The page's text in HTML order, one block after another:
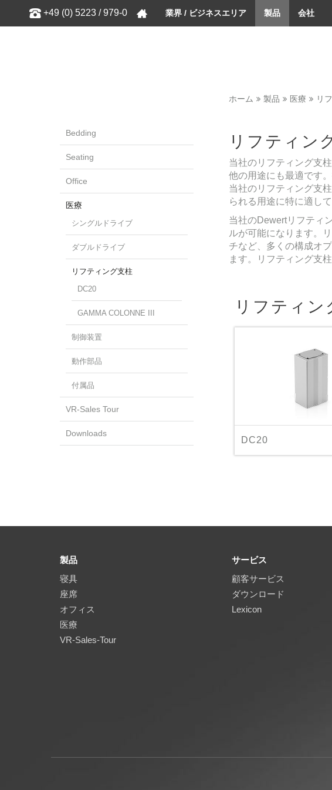
Show convenient
+49 (0) 5223 / 979-0 業界 / ビジネスエリア 製品 会社
ホーム 製品 医療 リ
Bedding
Seating
Office
医療
シングルドライブ
ダブルドライブ
リフティング支柱
DC20
GAMMA COLONNE III
制御装置
動作部品
付属品
VR-Sales Tour
Downloads
リフティン
当社のリフティング支
他の用途にも最適です
当社のリフティング支
られる用途に特に適し
当社のDewertリフティ
ルが可能になります。
チなど、多くの構成オ
ます。リフティング支
リフティン
DC20
製品
寝具
座席
オフィス
医療
VR-Sales-Tour
サービス
顧客サービス
ダウンロード
Lexicon